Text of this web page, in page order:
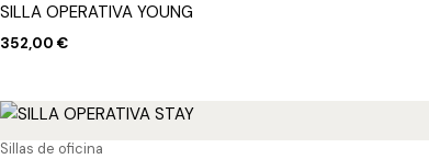
SILLA OPERATIVA YOUNG
352,00 €
Sillas de oficina